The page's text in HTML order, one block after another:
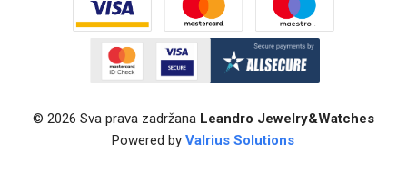
© 2026 Sva prava zadržana Leandro Jewelry&Watches
Powered byValrius Solutions